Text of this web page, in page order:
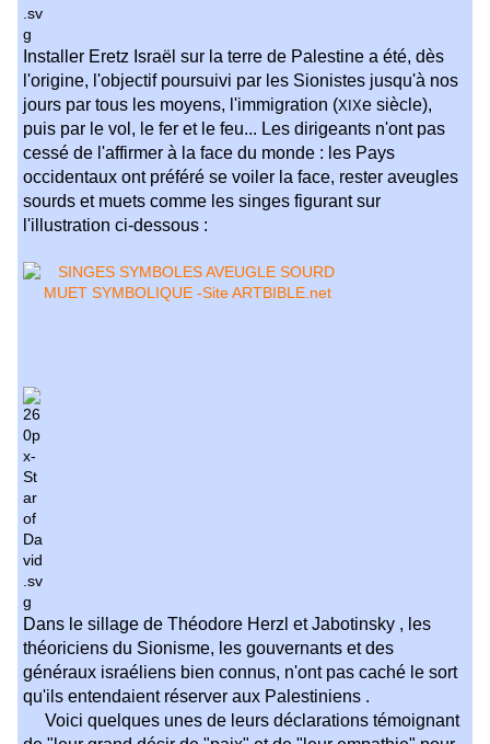
Installer Eretz Israël sur la terre de Palestine a été, dès
l'origine, l'objectif poursuivi par les Sionistes jusqu'à nos
jours par tous les moyens, l'immigration (XIXe siècle),
puis par le vol, le fer et le feu... Les dirigeants n'ont pas
cessé de l'affirmer à la face du monde : les Pays
occidentaux ont préféré se voiler la face, rester aveugles
sourds et muets comme les singes figurant sur
l'illustration ci-dessous :
Dans le sillage de Théodore Herzl et Jabotinsky , les
théoriciens du Sionisme, les gouvernants et des
généraux israéliens bien connus, n'ont pas caché le sort
qu'ils entendaient réserver aux Palestiniens .
Voici quelques unes de leurs déclarations témoignant